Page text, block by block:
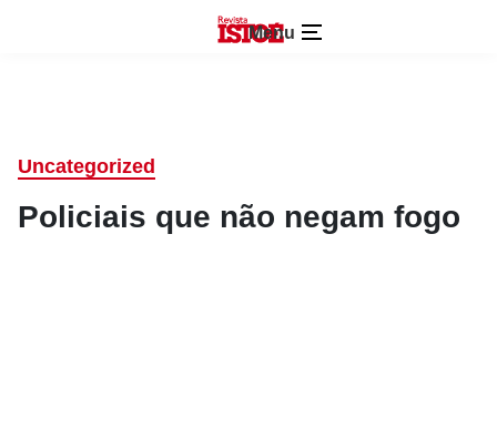
Menu
Uncategorized
Policiais que não negam fogo